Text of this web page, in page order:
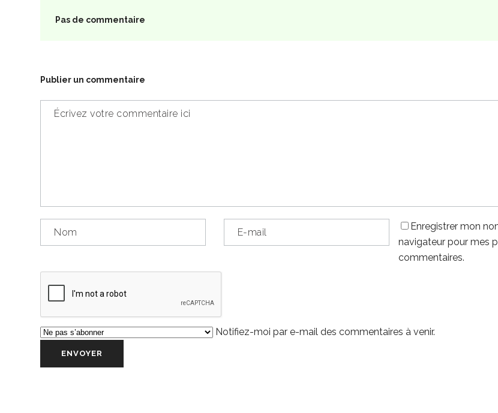
Pas de commentaire
Publier un commentaire
Enregistrer mon
navigateur pour mes
commentaires.
Notifiez-moi par e-mail des commentaires à venir.